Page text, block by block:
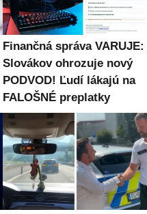
Finančná správa VARUJE:
Slovákov ohrozuje nový
PODVOD! Ľudí lákajú na
FALOŠNÉ preplatky